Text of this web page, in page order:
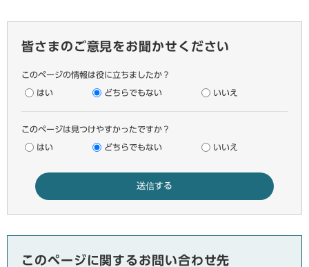
皆さまのご意見をお聞かせください
このページの情報は役に立ちましたか？
はい どちらでもない いいえ
このページは見つけやすかったですか？
はい どちらでもない いいえ
このページに関するお問い合わせ先